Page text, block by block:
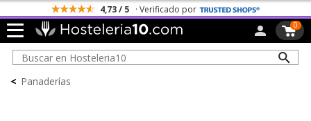
4,73 / 5 · Verificado por
0
< Panaderías